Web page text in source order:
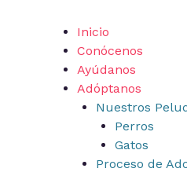
Inicio
Conócenos
Ayúdanos
Adóptanos
Nuestros
Perros
Gatos
Proceso de